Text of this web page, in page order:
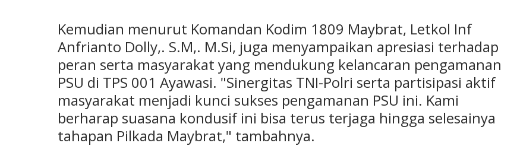
Kemudian menurut Komandan Kodim 1809 Maybrat, Letkol Inf
Anfrianto Dolly,. S.M,. M.Si, juga menyampaikan apresiasi terhadap
peran serta masyarakat yang mendukung kelancaran pengamanan
PSU di TPS 001 Ayawasi. "Sinergitas TNI-Polri serta partisipasi aktif
masyarakat menjadi kunci sukses pengamanan PSU ini. Kami
berharap suasana kondusif ini bisa terus terjaga hingga selesainya
tahapan Pilkada Maybrat," tambahnya.